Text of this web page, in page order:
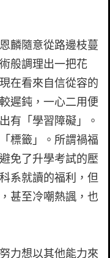
麟隨意從路邊枝蔓
般調理出一把花
在看來自信從容的
遲鈍，一心二用便
有「學習障礙」。
標籤」。所謂禍福
免了升學考試的壓
系就讀的福利，但
甚至冷嘲熱諷，也
力想以其他能力來